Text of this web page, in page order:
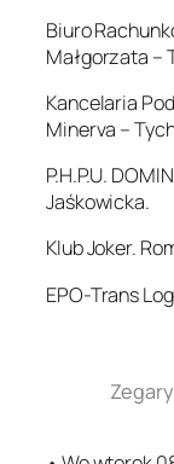
Biuro
Małgorzata –
Kancelaria
Minerva –
P.H.P.U.
Jaśkowicka.
Klub Joker.
EPO-Trans